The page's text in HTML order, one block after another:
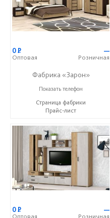
0Р
Оптовая
—
Розничная
Фабрика «Зарон»
+7 (8412) 21-50-66
Показать телефон
Страница фабрики
Прайс-лист
0Р
Оптовая
—
Розничная